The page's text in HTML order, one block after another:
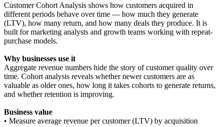
Customer Cohort Analysis shows how customers acquired in
different periods behave over time — how much they generate
(LTV), how many return, and how many deals they produce. It is
built for marketing analysts and growth teams working with repeat-
purchase models.
Why businesses use it
Aggregate revenue numbers hide the story of customer quality over
time. Cohort analysis reveals whether newer customers are as
valuable as older ones, how long it takes cohorts to generate returns,
and whether retention is improving.
Business value
• Measure average revenue per customer (LTV) by acquisition